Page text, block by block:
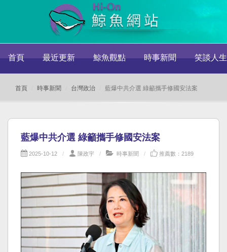
首頁 最近更新 鯨魚觀點 時事新聞 笑談人生
首頁 時事新聞 台灣政治 藍爆中共介選 綠籲攜手修國安法案
藍爆中共介選 綠籲攜手修國安法案
2025-10-12 陳政宇 時事新聞 推薦數：2189